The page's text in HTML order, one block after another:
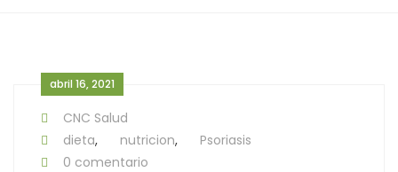
abril 16, 2021
CNC Salud
dieta, nutricion,
Psoriasis
0 comentario